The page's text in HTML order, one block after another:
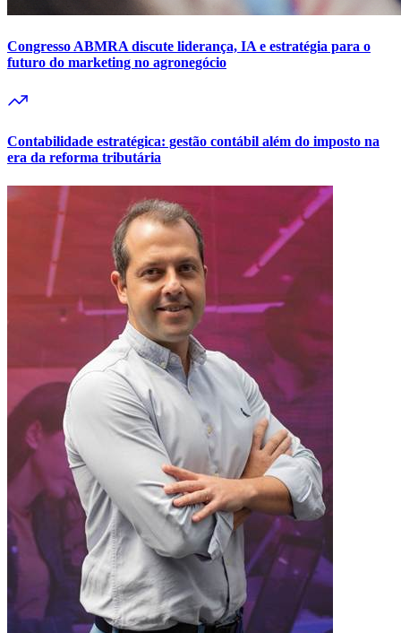
Congresso ABMRA discute liderança, IA e estratégia para o
futuro do marketing no agronegócio
Contabilidade estratégica: gestão contábil além do imposto na
era da reforma tributária